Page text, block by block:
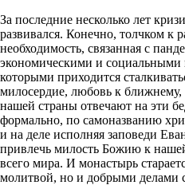
За последние несколько лет
развивался. Конечно, толчком к
необходимость, связанная с
экономическими и социальными
которыми приходится
милосердие, любовь к ближнему,
нашей страны отвечают на эти
формально, по самоназванию
и на деле исполняя заповеди
привлечь милость Божию к
всего мира. И монастырь
молитвой, но и добрыми делами